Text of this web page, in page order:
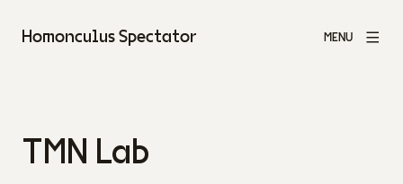
Homonculus Spectator MENU
TMN Lab